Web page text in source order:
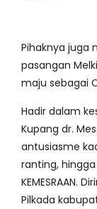
Pihaknya juga
pasangan
maju sebagai
Hadir dalam
Kupang dr.
antusiasme
ranting,
KEMESRAAN.
Pilkada